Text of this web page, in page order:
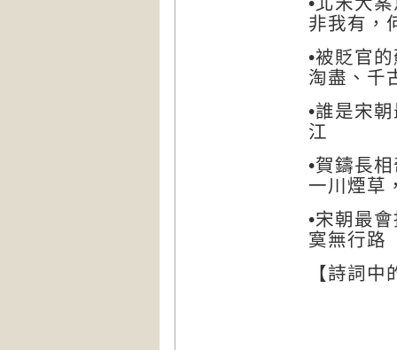
非我有，
•被貶官
淘盡、千
•誰是宋
江
•賀鑄長
一川煙草
•宋朝最
寞無行路
【詩詞中